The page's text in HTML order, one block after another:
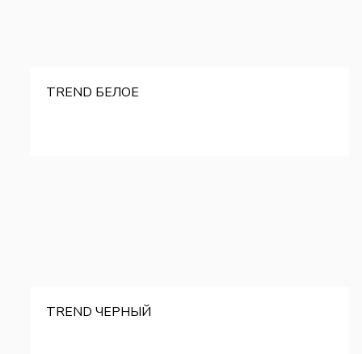
TREND БЕЛОЕ
TREND ЧЕРНЫЙ